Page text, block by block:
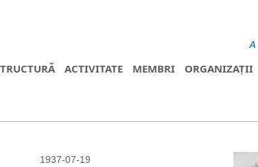
A
ACTIVITATE MEMBRI ORGANIZAȚII
1937-07-19